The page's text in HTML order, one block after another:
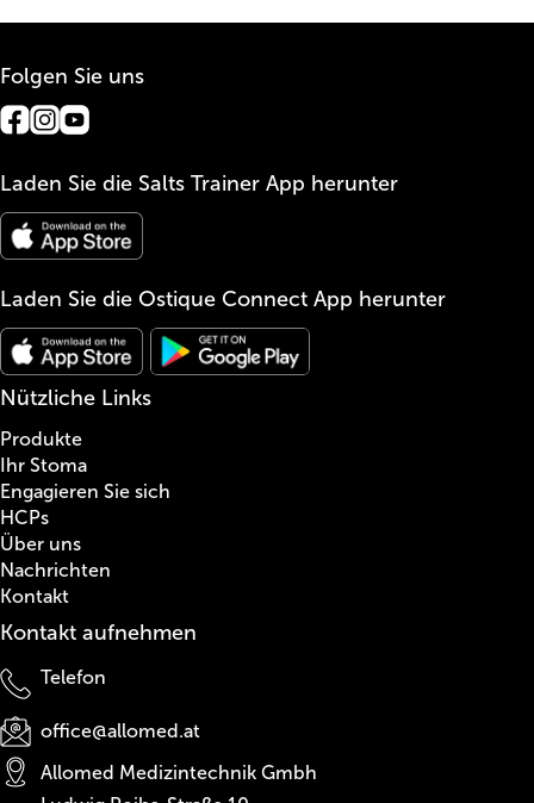
Folgen Sie uns
Laden Sie die Salts Trainer App herunter
Laden Sie die Ostique Connect App herunter
Nützliche Links
Produkte
Ihr Stoma
Engagieren Sie sich
HCPs
Über uns
Nachrichten
Kontakt
Kontakt aufnehmen
Telefon
office@allomed.at
Allomed Medizintechnik Gmbh